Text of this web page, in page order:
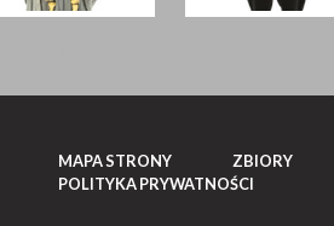
MAPA STRONY ZBIORY
POLITYKA PRYWATNOŚCI